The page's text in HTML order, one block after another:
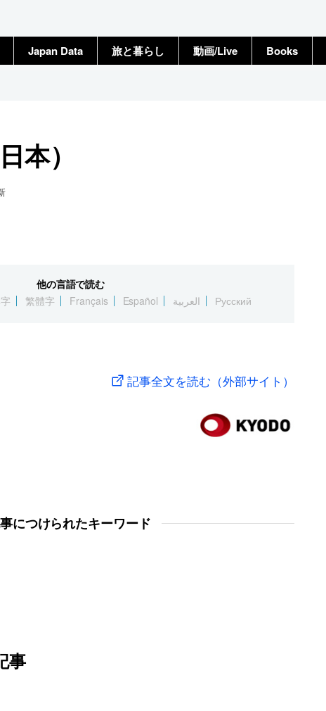
Japan Data 旅と暮らし 動画/Live Books
本）
他の言語で読む
繁體字 Français Español العربية Русский
記事全文を読む（外部サイト）
につけられたキーワード
事